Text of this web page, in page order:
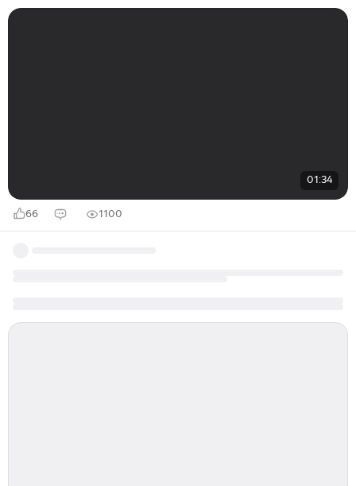
01:34
66 1100